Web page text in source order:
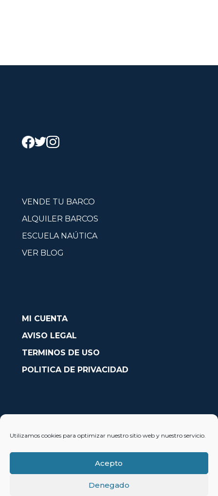
Utilizamos cookies para optimizar nuestro sitio web y nuestro servicio.
Acepto
Denegado
VENDE TU BARCO
ALQUILER BARCOS
ESCUELA NAÚTICA
VER BLOG
MI CUENTA
AVISO LEGAL
TERMINOS DE USO
POLITICA DE PRIVACIDAD
Avda. País Valencià nº54, Oficina 23, Alcoy (Alicante)